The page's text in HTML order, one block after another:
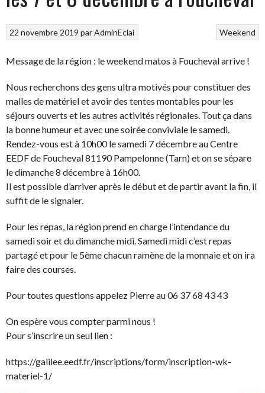
Weekend
22 novembre 2019 parAdminEclai
Message de la région : le weekend matos à Foucheval arrive !
Nous recherchons des gens ultra motivés pour constituer des
malles de matériel et avoir des tentes montables pour les
séjours ouverts et les autres activités régionales. Tout ça dans
la bonne humeur et avec une soirée conviviale le samedi.
Rendez-vous est à 10h00 le samedi 7 décembre au Centre
EEDF de Foucheval 81190 Pampelonne (Tarn) et on se sépare
le dimanche 8 décembre à 16h00.
Il est possible d’arriver après le début et de partir avant la fin, il
suffit de le signaler.
Pour les repas, la région prend en charge l’intendance du
samedi soir et du dimanche midi. Samedi midi c’est repas
partagé et pour le 5ème chacun ramène de la monnaie et on ira
faire des courses.
Pour toutes questions appelez Pierre au 06 37 68 43 43
On espère vous compter parmi nous !
Pour s’inscrire un seul lien :
https://galilee.eedf.fr/inscriptions/form/inscription-wk-
materiel-1/